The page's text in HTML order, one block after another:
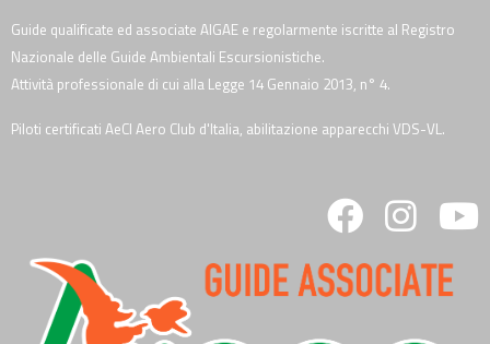
Guide qualificate ed associate AIGAE e regolarmente iscritte al Registro
Nazionale delle Guide Ambientali Escursionistiche.
Attività professionale di cui alla Legge 14 Gennaio 2013, n° 4.
Piloti certificati AeCI Aero Club d'Italia, abilitazione apparecchi VDS-VL.
fab
fab
fa-